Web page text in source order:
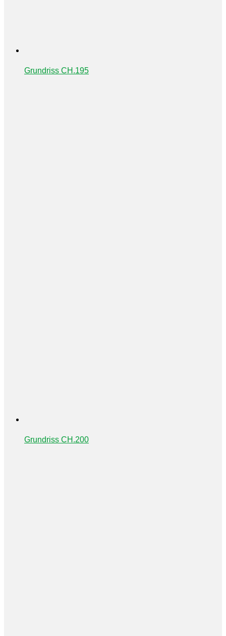
Grundriss CH.195
Grundriss CH.200